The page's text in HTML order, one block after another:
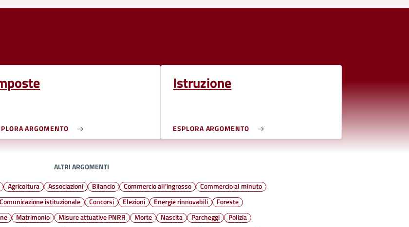
ARGOMENTO
Istruzione
ESPLORA ARGOMENTO
ALTRI ARGOMENTI
Agricoltura Associazioni Bilancio Commercio all'ingrosso
Commercio al minuto
Comunicazione istituzionale Concorsi Elezioni Energie rinnovabili
Foreste
Matrimonio Misure attuative PNRR Morte Nascita Parcheggi
Polizia